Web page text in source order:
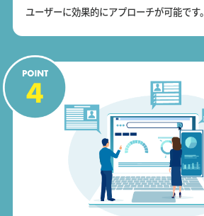
ユーザーに効果的にアプローチが可能です。